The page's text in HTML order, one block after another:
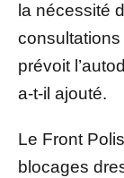
la nécessité
prévoit
a-t-il ajouté.
Le Front
blocages